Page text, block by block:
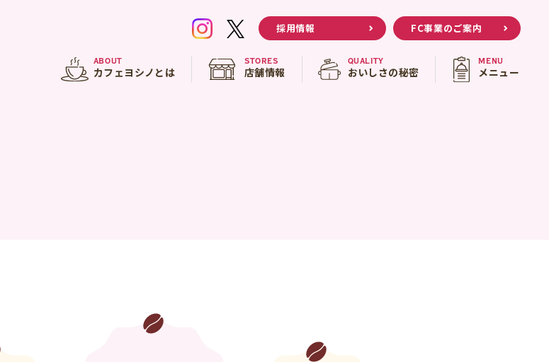
採用情報 FC事業のご案内
ABOUT
カフェヨシノとは
STORES
店舗情報
QUALITY
おいしさの秘密
MENU
メニュー